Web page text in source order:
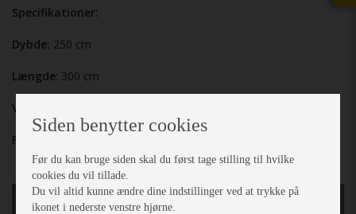
Specifikationer:
Dybde: 250 cm
Længde: 300 cm
Vægt
Farve : Dawn, mørkegrå
læg i kurv
Siden benytter cookies
Før du kan bruge siden skal du først tage stilling til hvilke
cookies du vil tillade.
Du vil altid kunne ændre dine indstillinger ved at trykke på
ikonet i nederste venstre hjørne.